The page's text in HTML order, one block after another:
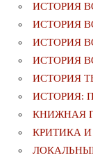
ИСТОРИЯ
ИСТОРИЯ
ИСТОРИЯ
ИСТОРИЯ
ИСТОРИЯ
ИСТОРИЯ:
КНИЖНАЯ
КРИТИКА